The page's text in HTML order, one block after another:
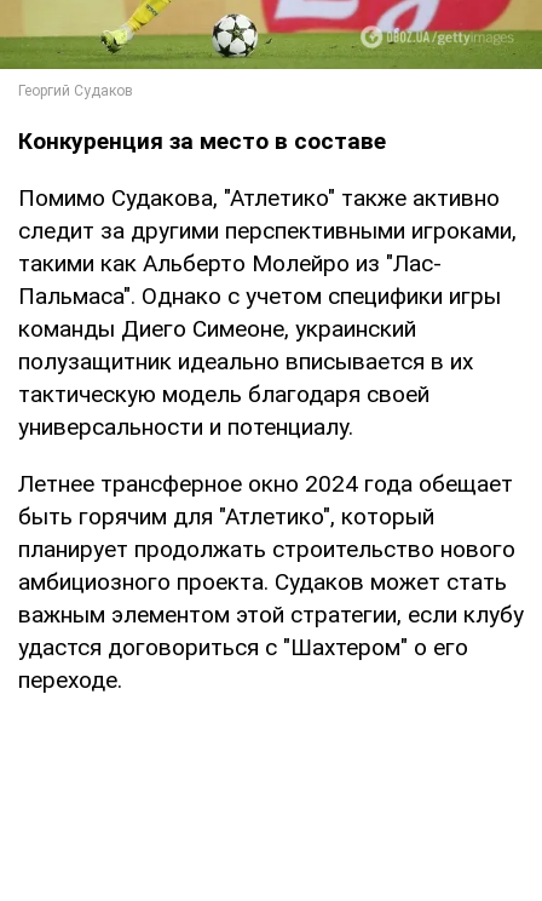
Конкуренция за место в составе
Помимо Судакова, "Атлетико" также активно
следит за другими перспективными игроками,
такими как Альберто Молейро из "Лас-
Пальмаса". Однако с учетом специфики игры
команды Диего Симеоне, украинский
полузащитник идеально вписывается в их
тактическую модель благодаря своей
универсальности и потенциалу.
Летнее трансферное окно 2024 года обещает
быть горячим для "Атлетико", который
планирует продолжать строительство нового
амбициозного проекта. Судаков может стать
важным элементом этой стратегии, если клубу
удастся договориться с "Шахтером" о его
переходе.